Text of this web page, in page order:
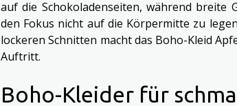
auf die Schokoladenseiten, während breite
den Fokus nicht auf die Körpermitte zu
lockeren Schnitten macht das Boho-Kleid
Auftritt.
Boho-Kleider für